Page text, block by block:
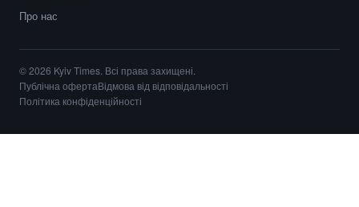
Про нас
© 2026 Kyiv Times. Всі права захищені.
Публічна офертаВідмова від відповідальності
Політика конфіденційності